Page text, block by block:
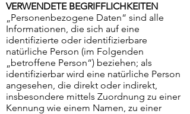
VERWENDETE BEGRIFFLICHKEITEN
„Personenbezogene Daten“ sind alle
Informationen, die sich auf eine
identifizierte oder identifizierbare
natürliche Person (im Folgenden
„betroffene Person“) beziehen; als
identifizierbar wird eine natürliche Person
angesehen, die direkt oder indirekt,
insbesondere mittels Zuordnung zu einer
Kennung wie einem Namen, zu einer